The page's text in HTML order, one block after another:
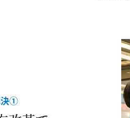
決①